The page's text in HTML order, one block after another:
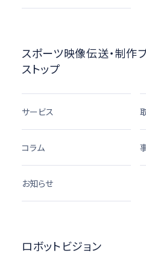
スポーツ映像伝送・制作
ストップ
サービス
コラム
お知らせ
ロボットビジョン